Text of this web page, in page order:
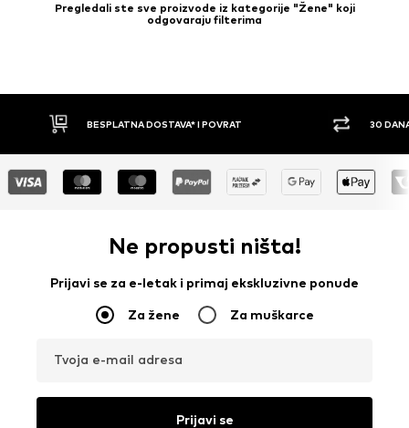
Pregledali ste sve proizvode iz kategorije "Žene" koji
odgovaraju filterima
30 DANA PRAVO NA POVRAT
Ne propusti ništa!
Prijavi se za e-letak i primaj ekskluzivne ponude
Za žene Za muškarce
Tvoja e-mail adresa
Prijavi se